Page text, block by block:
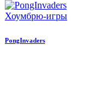
Хоумбрю-игры
PongInvaders